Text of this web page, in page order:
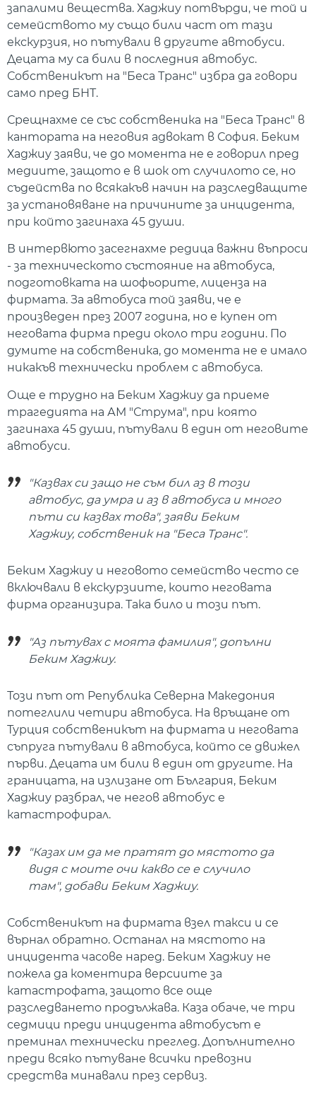
запалими вещества. Хаджиу потвърди, че той и
семейството му също били част от тази
екскурзия, но пътували в другите автобуси.
Децата му са били в последния автобус.
Собственикът на "Беса Транс" избра да говори
само пред БНТ.
Срещнахме се със собственика на "Беса Транс" в
кантората на неговия адвокат в София. Беким
Хаджиу заяви, че до момента не е говорил пред
медиите, защото е в шок от случилото се, но
съдейства по всякакъв начин на разследващите
за установяване на причините за инцидента,
при който загинаха 45 души.
В интервюто засегнахме редица важни въпроси
- за техническото състояние на автобуса,
подготовката на шофьорите, лиценза на
фирмата. За автобуса той заяви, че е
произведен през 2007 година, но е купен от
неговата фирма преди около три години. По
думите на собственика, до момента не е имало
никакъв технически проблем с автобуса.
Още е трудно на Беким Хаджиу да приеме
трагедията на АМ "Струма", при която
загинаха 45 души, пътували в един от неговите
автобуси.
"Казвах си защо не съм бил аз в този
автобус, да умра и аз в автобуса и много
пъти си казвах това", заяви Беким
Хаджиу, собственик на "Беса Транс".
Беким Хаджиу и неговото семейство често се
включвали в екскурзиите, които неговата
фирма организира. Така било и този път.
"Аз пътувах с моята фамилия", допълни
Беким Хаджиу.
Този път от Република Северна Македония
потеглили четири автобуса. На връщане от
Турция собственикът на фирмата и неговата
съпруга пътували в автобуса, който се движел
първи. Децата им били в един от другите. На
границата, на излизане от България, Беким
Хаджиу разбрал, че негов автобус е
катастрофирал.
"Казах им да ме пратят до мястото да
видя с моите очи какво се е случило
там", добави Беким Хаджиу.
Собственикът на фирмата взел такси и се
върнал обратно. Останал на мястото на
инцидента часове наред. Беким Хаджиу не
пожела да коментира версиите за
катастрофата, защото все още
разследването продължава. Каза обаче, че три
седмици преди инцидента автобусът е
преминал технически преглед. Допълнително
преди всяко пътуване всички превозни
средства минавали през сервиз.